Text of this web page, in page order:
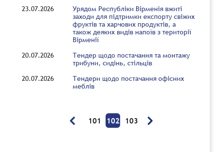
23.07.2026
Урядом Республіки Вірменія вжиті
заходи для підтримки експорту свіжих
фруктів та харчових продуктів, а
також деяких видів напоїв з території
Вірменії
20.07.2026
Тендер щодо постачання та монтажу
трибуни, сидінь, стільців
20.07.2026
Тендери щодо постачання офісних
меблів
101 102 103